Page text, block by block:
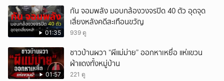
01:35
กัน จอมพลัง มอบกล้องวงจรปิด 40 ตัว อุดจุด
เสี่ยงหลังคดีสะเทือนขวัญ
939 ดู
01:57
ชาวบ้านผวา “ผีแม่ม่าย” ออกหาเหยื่อ แห่แขวน
ผ้าแดงทั้งหมู่บ้าน
221 ดู